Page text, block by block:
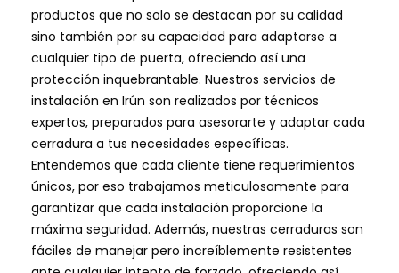
productos que no solo se destacan por su calidad
sino también por su capacidad para adaptarse a
cualquier tipo de puerta, ofreciendo así una
protección inquebrantable. Nuestros servicios de
instalación en Irún son realizados por técnicos
expertos, preparados para asesorarte y adaptar cada
cerradura a tus necesidades específicas.
Entendemos que cada cliente tiene requerimientos
únicos, por eso trabajamos meticulosamente para
garantizar que cada instalación proporcione la
máxima seguridad. Además, nuestras cerraduras son
fáciles de manejar pero increíblemente resistentes